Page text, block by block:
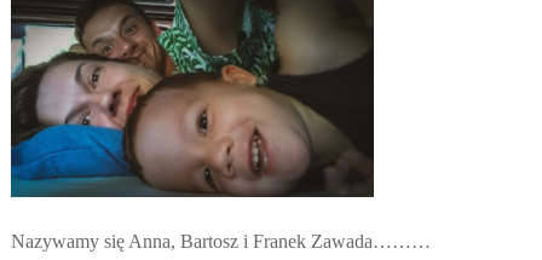
Nazywamy się Anna, Bartosz i Franek Zawada………